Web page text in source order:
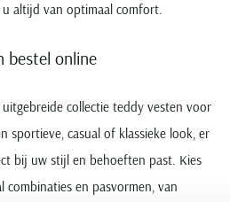
altijd van optimaal comfort.
bestel online
collectie teddy vesten voor
sportieve, casual of klassieke look, er
bij uw stijl en behoeften past. Kies
combinaties en pasvormen, van